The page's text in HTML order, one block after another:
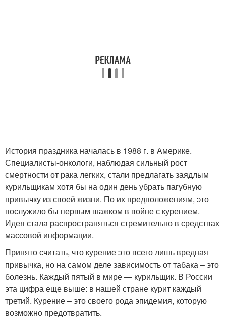
История праздника началась в 1988 г. в Америке.
Специалисты-онкологи, наблюдая сильный рост
смертности от рака легких, стали предлагать заядлым
курильщикам хотя бы на один день убрать пагубную
привычку из своей жизни. По их предположениям, это
послужило бы первым шажком в войне с курением.
Идея стала распространяться стремительно в средствах
массовой информации.
Принято считать, что курение это всего лишь вредная
привычка, но на самом деле зависимость от табака – это
болезнь. Каждый пятый в мире — курильщик. В России
эта цифра еще выше: в нашей стране курит каждый
третий. Курение – это своего рода эпидемия, которую
возможно предотвратить.